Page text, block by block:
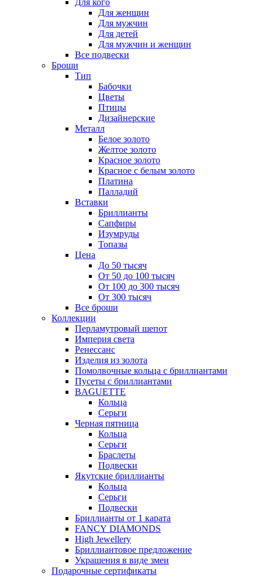
Для кого
Для женщин
Для мужчин
Для детей
Для мужчин и женщин
Все подвески
Броши
Тип
Бабочки
Цветы
Птицы
Дизайнерские
Металл
Белое золото
Желтое золото
Красное золото
Красное с белым золото
Платина
Палладий
Вставки
Бриллианты
Сапфиры
Изумруды
Топазы
Цена
До 50 тысяч
От 50 до 100 тысяч
От 100 до 300 тысяч
От 300 тысяч
Все броши
Коллекции
Перламутровый шепот
Империя света
Ренессанс
Изделия из золота
Помолвочные кольца с бриллиантами
Пусеты с бриллиантами
BAGUETTE
Кольца
Серьги
Черная пятница
Кольца
Серьги
Браслеты
Подвески
Якутские бриллианты
Кольца
Серьги
Подвески
Бриллианты от 1 карата
FANCY DIAMONDS
High Jewellery
Бриллиантовое предложение
Украшения в виде змеи
Подарочные сертификаты